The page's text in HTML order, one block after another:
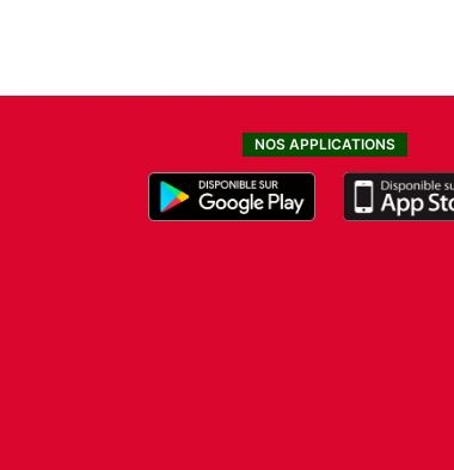
NOS APPLICATIONS